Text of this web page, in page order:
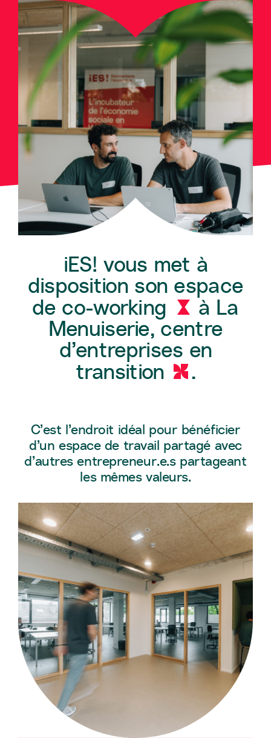
iES! vous met à
disposition son espace
de co-working g à La
Menuiserie, centre
d’entreprises en
transition X .
C’est l’endroit idéal pour bénéficier
d’un espace de travail partagé avec
d’autres entrepreneur.e.s partageant
les mêmes valeurs.